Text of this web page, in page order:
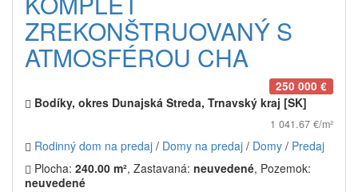
ZREKONŠTRUOVANÝ S
ATMOSFÉROU CHA
250 000 €
Bodíky, okres Dunajská Streda, Trnavský kraj [SK]
1 041.67 €/m²
Rodinný dom na predaj / Domy na predaj / Domy / Predaj
Plocha: 240.00 m², Zastavaná: neuvedené, Pozemok:
neuvedené